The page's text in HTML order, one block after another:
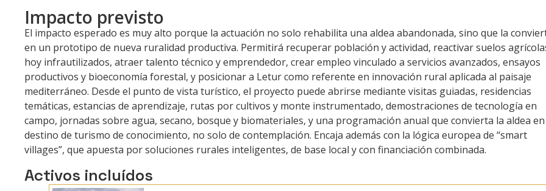
Impacto previsto
El impacto esperado es muy alto porque la actuación no solo rehabilita una aldea abandonada, sino que la
en un prototipo de nueva ruralidad productiva. Permitirá recuperar población y actividad, reactivar suelos
hoy infrautilizados, atraer talento técnico y emprendedor, crear empleo vinculado a servicios avanzados, ensayos
productivos y bioeconomía forestal, y posicionar a Letur como referente en innovación rural aplicada al paisaje
mediterráneo. Desde el punto de vista turístico, el proyecto puede abrirse mediante visitas guiadas, residencias
temáticas, estancias de aprendizaje, rutas por cultivos y monte instrumentado, demostraciones de tecnología en
campo, jornadas sobre agua, secano, bosque y biomateriales, y una programación anual que convierta la aldea
destino de turismo de conocimiento, no solo de contemplación. Encaja además con la lógica europea de “smart
villages”, que apuesta por soluciones rurales inteligentes, de base local y con financiación combinada.
Activos incluídos